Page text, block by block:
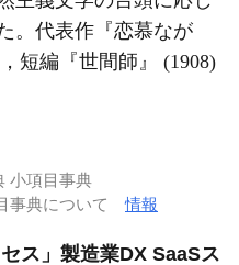
。代表作『恋慕なが
短編『世間師』 (1908)
小項目事典
事典について情報
ス」製造業DX SaaSス